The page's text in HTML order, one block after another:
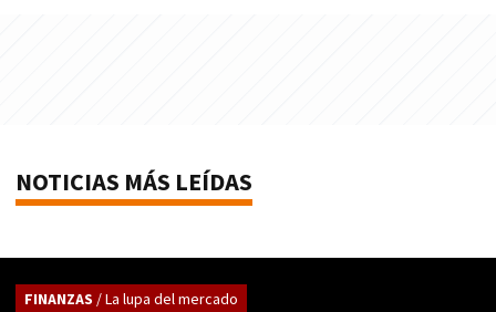
NOTICIAS MÁS LEÍDAS
FINANZAS / La lupa del mercado